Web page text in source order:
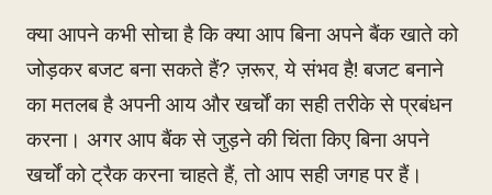
क्या आपने कभी सोचा है कि क्या आप बिना अपने बैंक खाते को
जोड़कर बजट बना सकते हैं? ज़रूर, ये संभव है! बजट बनाने
का मतलब है अपनी आय और खर्चों का सही तरीके से प्रबंधन
करना। अगर आप बैंक से जुड़ने की चिंता किए बिना अपने
खर्चों को ट्रैक करना चाहते हैं, तो आप सही जगह पर हैं।